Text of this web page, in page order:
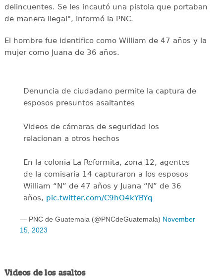
delincuentes. Se les incautó una pistola que portaban
de manera ilegal", informó la PNC.
El hombre fue identifico como William de 47 años y la
mujer como Juana de 36 años.
Denuncia de ciudadano permite la captura de
esposos presuntos asaltantes
Videos de cámaras de seguridad los
relacionan a otros hechos
En la colonia La Reformita, zona 12, agentes
de la comisaría 14 capturaron a los esposos
William “N” de 47 años y Juana “N” de 36
años, pic.twitter.com/C9hO4kYBYq
— PNC de Guatemala (@PNCdeGuatemala) November
15, 2023
Videos de los asaltos